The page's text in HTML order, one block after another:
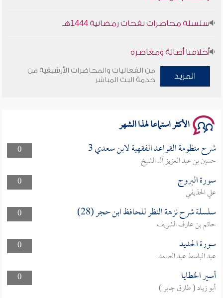
سلسلة محاضرات نفحات رمضانية 1444هـ
أخلاقنا أصالة ومعاصرة
وأمنهم من خوف 9
المزيد
من الفعاليات والمحاضرات الأرشيفية من
خدمة البث المباشر
الأكثر استماعا لهذا الشهر
0 شرح منظومة القواعد الفقهية لابن سعدي 3
حسين بن عبد العزيز آل الشيخ
0
سورة البروج
علي الحذيفي
0
سلسلة شرح نزهة النظر للحافظ ابن حجر (28)
حاتم بن عارف الشريف
0
سورة الحديد
عبد الباسط عبد الصمد
0
أسير الخطايا
أبو زياد ( طارق جابر )